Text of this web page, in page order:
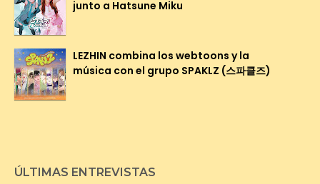
junto a Hatsune Miku
LEZHIN combina los webtoons y la
música con el grupo SPAKLZ (스파클즈)
ÚLTIMAS ENTREVISTAS